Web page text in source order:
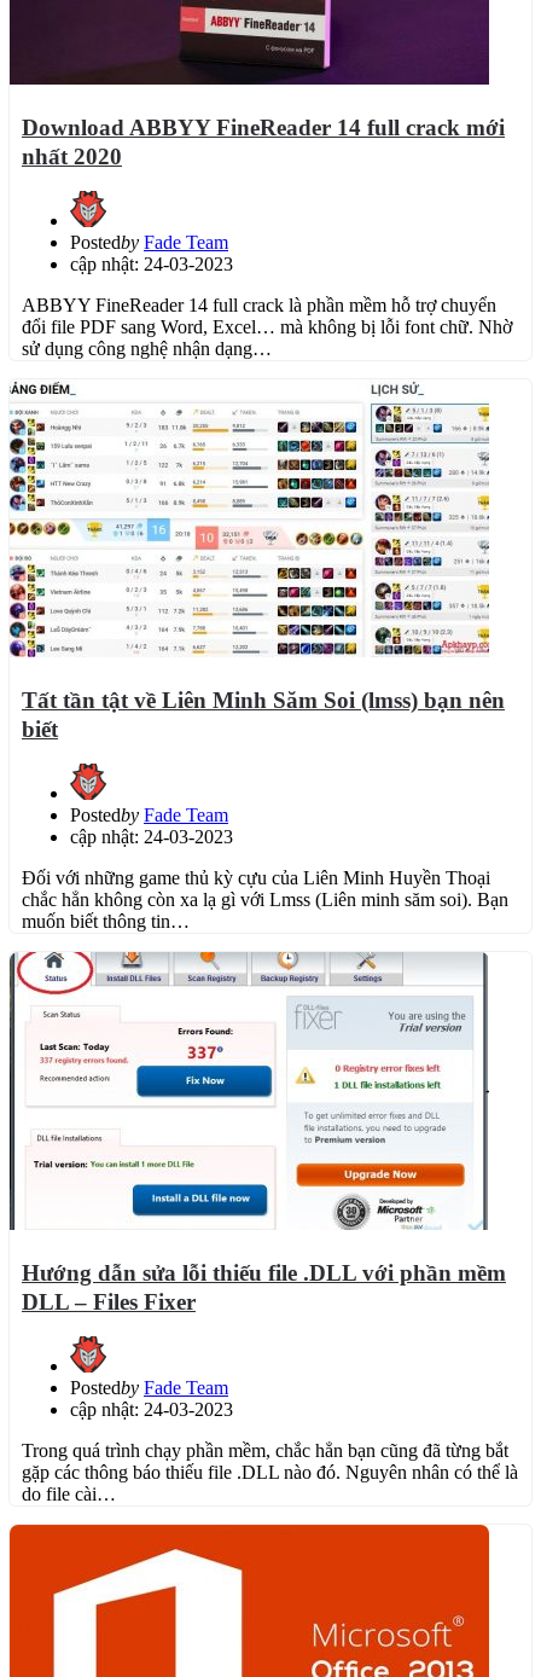
Download ABBYY FineReader 14 full crack mới
nhất 2020
Postedby Fade Team
cập nhật: 24-03-2023
ABBYY FineReader 14 full crack là phần mềm hỗ trợ chuyển
đổi file PDF sang Word, Excel… mà không bị lỗi font chữ. Nhờ
sử dụng công nghệ nhận dạng…
Tất tần tật về Liên Minh Săm Soi (lmss) bạn nên
biết
Postedby Fade Team
cập nhật: 24-03-2023
Đối với những game thủ kỳ cựu của Liên Minh Huyền Thoại
chắc hẳn không còn xa lạ gì với Lmss (Liên minh săm soi). Bạn
muốn biết thông tin…
Hướng dẫn sửa lỗi thiếu file .DLL với phần mềm
DLL – Files Fixer
Postedby Fade Team
cập nhật: 24-03-2023
Trong quá trình chạy phần mềm, chắc hẳn bạn cũng đã từng bắt
gặp các thông báo thiếu file .DLL nào đó. Nguyên nhân có thể là
do file cài…